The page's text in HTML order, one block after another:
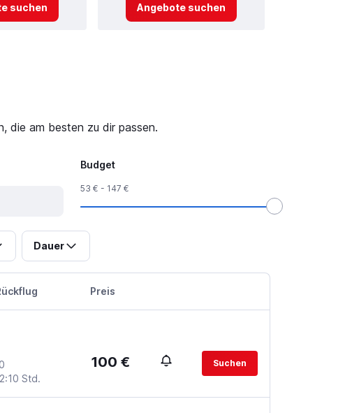
suchen Angebote suchen
die am besten zu dir passen.
Budget
53 € - 147 €
Dauer
Preis
2:10 Std.
100 € Suchen